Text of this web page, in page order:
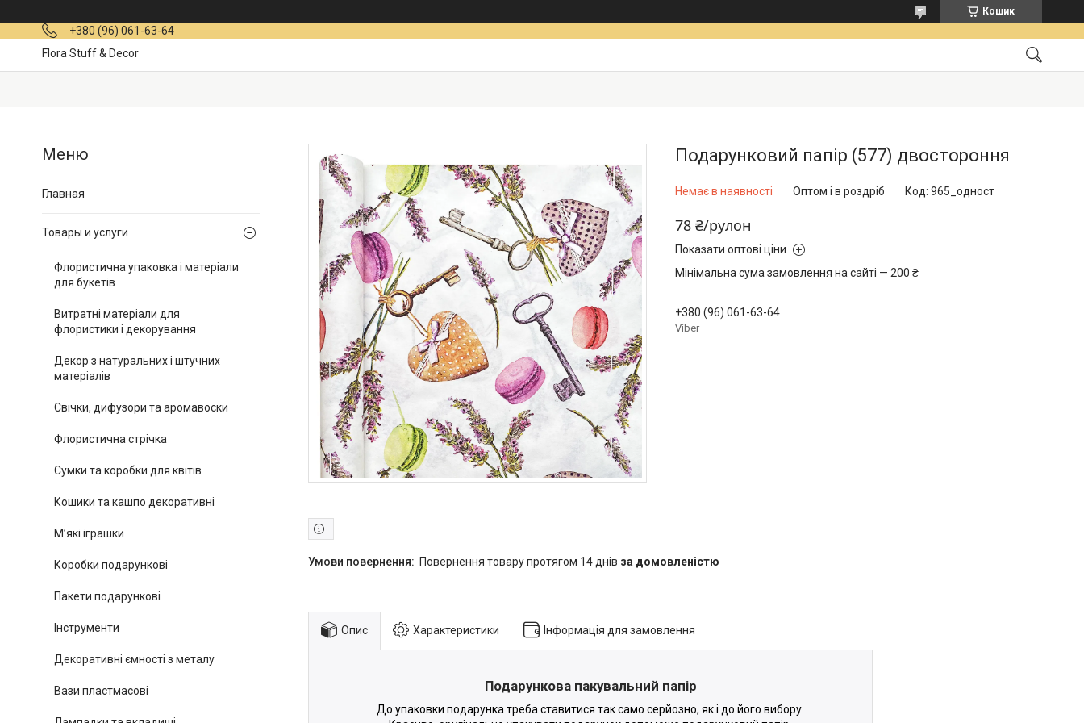
Кошик
+380 (96) 061-63-64
Flora Stuff & Decor
Подарунковий папір (577) двостороння
Немає в наявності Оптом і в роздріб Код: 965_одност
78 ₴/рулон
Показати оптові ціни
Мінімальна сума замовлення на сайті — 200 ₴
+380 (96) 061-63-64
Viber
повернення товару протягом 14 днів за домовленістю
Опис Характеристики Інформація для замовлення
Подарункова пакувальний папір
До упаковки подарунка треба ставитися так само серйозно, як і до його вибору.
Главная
Товары и услуги
Флористична упаковка і матеріали
для букетів
Витратні матеріали для
флористики і декорування
Декор з натуральних і штучних
матеріалів
Свічки, дифузори та аромавоски
Флористична стрічка
Сумки та коробки для квітів
Кошики та кашпо декоративні
М’які іграшки
Коробки подарункові
Пакети подарункові
Інструменти
Декоративні ємності з металу
Вази пластмасові